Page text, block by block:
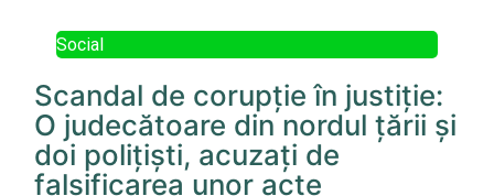
Social
Scandal de corupție în justiție:
O judecătoare din nordul țării și
doi polițiști, acuzați de
falsificarea unor acte